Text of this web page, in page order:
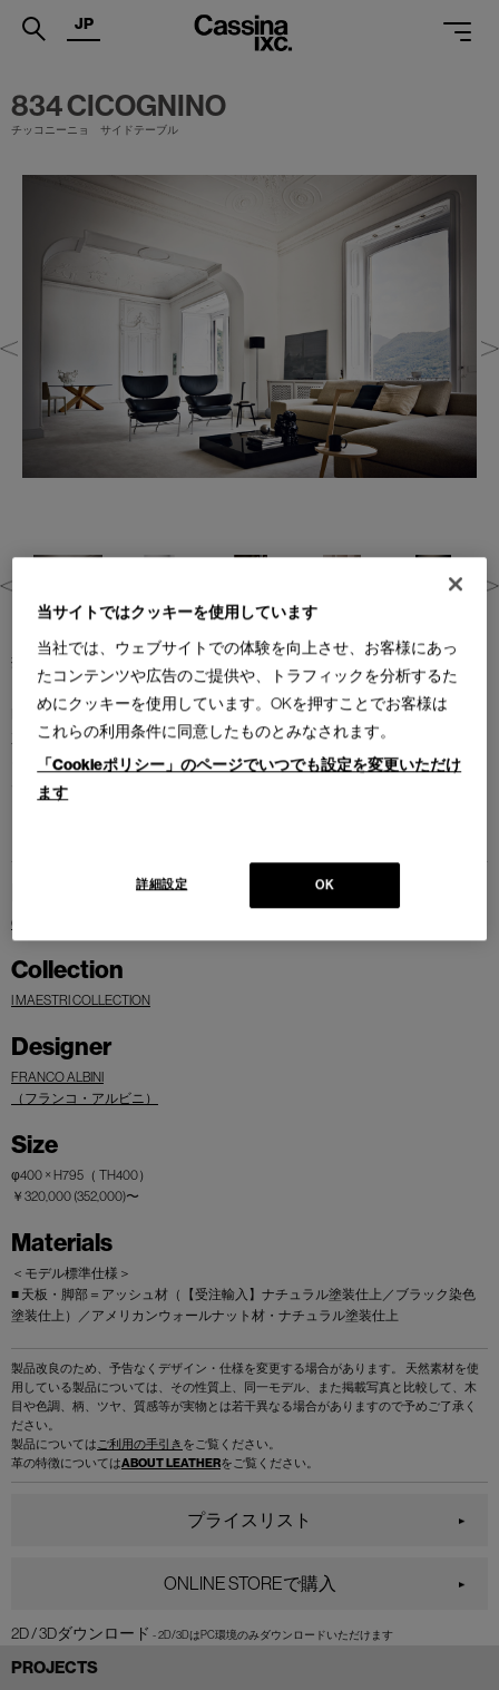
.
PRODUCTS
SERVICES
MAGAZINE
CATALOGUES
JP
834 CICOGNINO
チッコニーニョ サイドテーブル
抜けた長いシャフトがコウノトリの優雅な首、ハンドル部分がくちばし
を連想させる形状になっています。天板裏で、中心から脚に向かって3方
向に伸びるシンプルな形状のパーツは、天板を支えると同時に全体を結
束させる役割をもっています。ミニマルなデザインでありながら、ユニ
ークな表情を持つ、フランコ・アルビニの遊び心溢れるサイドテーブル
です。
Cassina
Collection
I MAESTRI COLLECTION
Designer
FRANCO ALBINI
（フランコ・アルビニ）
Size
φ400 × H795（ TH400）
￥320,000 (352,000)〜
Materials
＜モデル標準仕様＞
■ 天板・脚部＝アッシュ材（【受注輸入】ナチュラル塗装仕上／ブラック染色
塗装仕上）／アメリカンウォールナット材・ナチュラル塗装仕上
製品改良のため、予告なくデザイン・仕様を変更する場合があります。 天然素材を使
用している製品については、その性質上、同一モデル、また掲載写真と比較して、木
目や色調、柄、ツヤ、質感等が実物とは若干異なる場合がありますので予めご了承く
ださい。
製品については ご利用の手引き をご覧ください。
革の特徴についてはABOUT LEATHERをご覧ください。
プライスリスト
ONLINE STOREで購入
2D / 3Dダウンロード
PROJECTS
当サイトではクッキーを使用しています
当社では、ウェブサイトでの体験を向上させ、お客様にあっ
たコンテンツや広告のご提供や、トラフィックを分析するた
めにクッキーを使用しています。OKを押すことでお客様は
これらの利用条件に同意したものとみなされます。
「Cookieポリシー」のページでいつでも設定を変更いただけ
ます
OK
詳細設定